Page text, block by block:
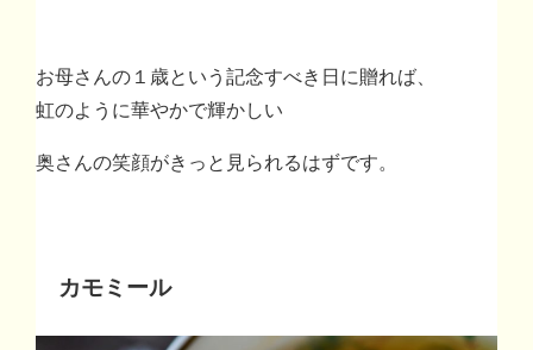
お母さんの１歳という記念すべき日に贈れば、
虹のように華やかで輝かしい
奥さんの笑顔がきっと見られるはずです。
カモミール